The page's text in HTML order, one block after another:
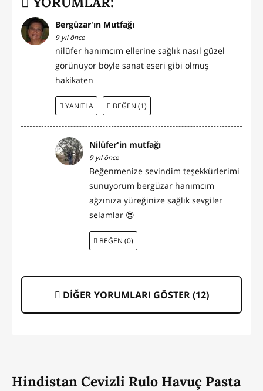
Bergüzar'ın Mutfağı
9 yıl önce
nilüfer hanımcım ellerine sağlık nasıl güzel
görünüyor böyle sanat eseri gibi olmuş
hakikaten
YANITLA BEĞEN (1)
Nilüfer'in mutfağı
9 yıl önce
Beğenmenize sevindim teşekkürlerimi
sunuyorum bergüzar hanımcım
ağzınıza yüreğinize sağlık sevgiler
selamlar 😍
BEĞEN (0)
DİĞER YORUMLARI GÖSTER (12)
Hindistan Cevizli Rulo Havuç Pasta